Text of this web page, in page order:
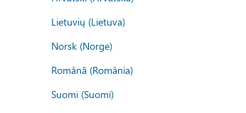
Lietuvių (Lietuva)
Norsk (Norge)
Română (România)
Suomi (Suomi)